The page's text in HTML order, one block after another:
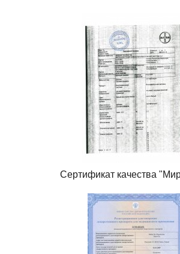
Сертификат качества